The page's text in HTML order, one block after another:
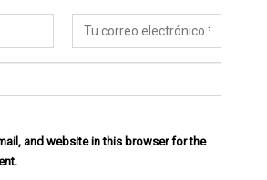
and website in this browser for the